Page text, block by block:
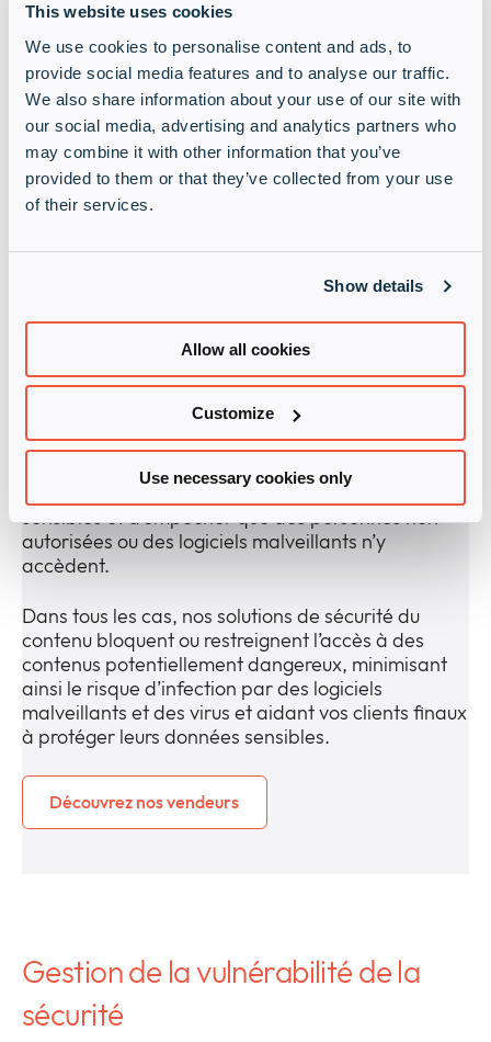
This website uses cookies
We use cookies to personalise content and ads, to
provide social media features and to analyse our traffic.
We also share information about your use of our site with
our social media, advertising and analytics partners who
may combine it with other information that you’ve
provided to them or that they’ve collected from your use
of their services.
Show details
Allow all cookies
Customize
Use necessary cookies only
Sécurité du contenu
Toutes les organisations ont besoin de la sécurité
du contenu pour garantir que leurs données
sensibles – y compris les données personnelles, les
données financières et la propriété intellectuelle –
contenu englobe une variété de technologies et de
processus qui aident à garantir la confidentialité,
l’intégrité et la disponibilité du contenu à travers le
réseau et les systèmes de l’entreprise.
Nous travaillons avec les meilleurs fournisseurs
dans ce domaine afin d’optimiser la protection du
contenu pour vos clients finaux, tout en créant de
nouvelles opportunités de revenus pour votre
entreprise. Nos solutions de sécurité du contenu
permettent de restreindre l’accès aux données
sensibles et d’empêcher que des personnes non
autorisées ou des logiciels malveillants n’y
accèdent.
Dans tous les cas, nos solutions de sécurité du
contenu bloquent ou restreignent l’accès à des
contenus potentiellement dangereux, minimisant
ainsi le risque d’infection par des logiciels
malveillants et des virus et aidant vos clients finaux
à protéger leurs données sensibles.
Découvrez nos vendeurs
Gestion de la vulnérabilité de la
sécurité